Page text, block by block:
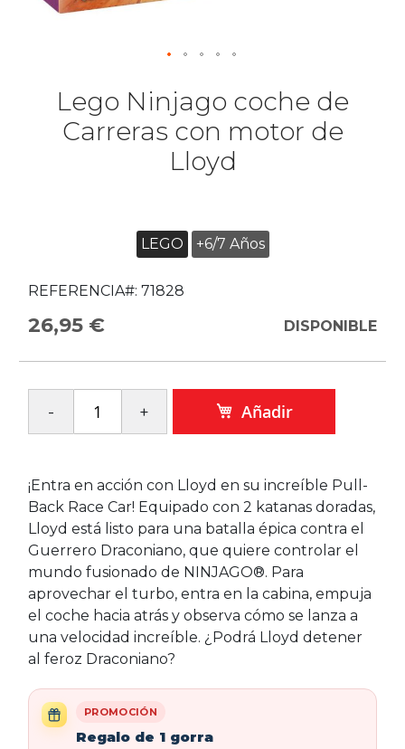
Lego Ninjago coche de
Carreras con motor de
Lloyd
LEGO +6/7 Años
REFERENCIA#: 71828
26,95 € DISPONIBLE
Añadir
¡Entra en acción con Lloyd en su increíble Pull-
Back Race Car! Equipado con 2 katanas doradas,
Lloyd está listo para una batalla épica contra el
Guerrero Draconiano, que quiere controlar el
mundo fusionado de NINJAGO®. Para
aprovechar el turbo, entra en la cabina, empuja
el coche hacia atrás y observa cómo se lanza a
una velocidad increíble. ¿Podrá Lloyd detener
al feroz Draconiano?
PROMOCIÓN
Regalo de 1 gorra